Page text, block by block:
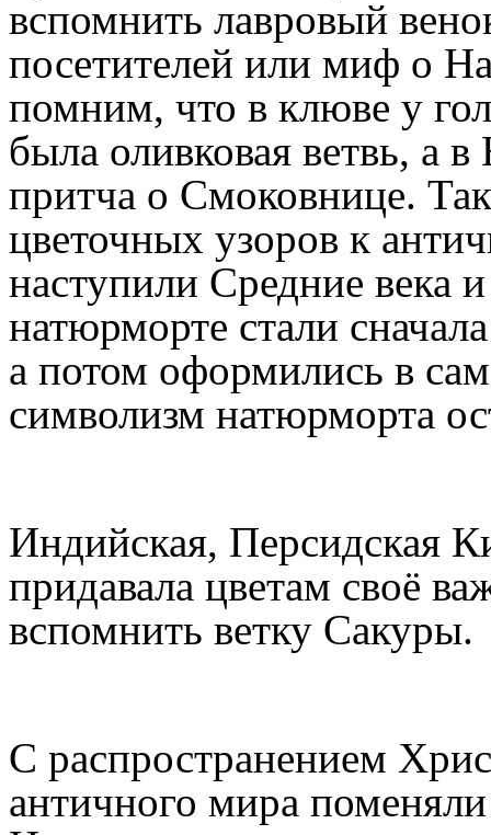
вспомнить лавровый
посетителей или миф о
помним, что в клюве у
была оливковая ветвь, а
притча о Смоковнице.
цветочных узоров к
наступили Средние века
натюрморте стали
а потом оформились в
символизм натюрморта
Индийская, Персидская
придавала цветам своё
вспомнить ветку Сакуры.
С распространением
античного мира